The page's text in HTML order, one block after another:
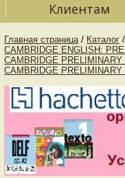
Клиентам
Главная страница / Каталог /
CAMBRIDGE ENGLISH:
CAMBRIDGE
CAMBRIDGE